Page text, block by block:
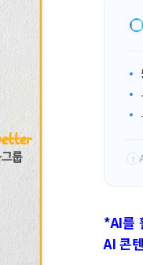
!
*AI를
AI 콘